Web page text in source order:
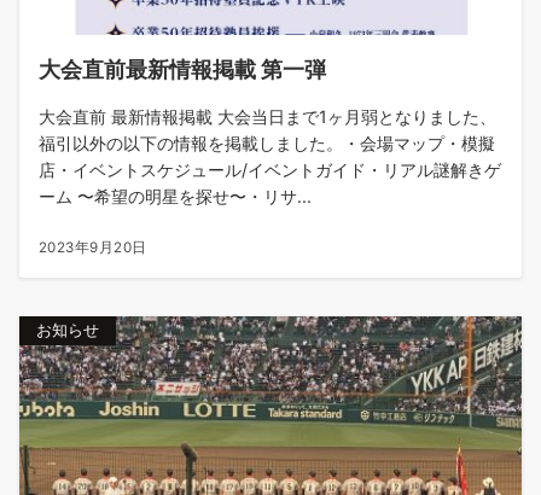
大会直前最新情報掲載 第一弾
大会直前 最新情報掲載 大会当日まで1ヶ月弱となりました、
福引以外の以下の情報を掲載しました。・会場マップ・模擬
店・イベントスケジュール/イベントガイド・リアル謎解きゲ
ーム 〜希望の明星を探せ〜・リサ...
2023年9月20日
お知らせ